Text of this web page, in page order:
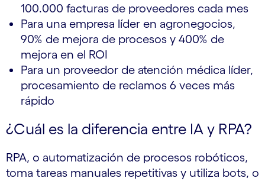
100.000 facturas de proveedores cada mes
Para una empresa líder en agronegocios,
90% de mejora de procesos y 400% de
mejora en el ROI
Para un proveedor de atención médica líder,
procesamiento de reclamos 6 veces más
rápido
¿Cuál es la diferencia entre IA y RPA?
RPA, o automatización de procesos robóticos,
toma tareas manuales repetitivas y utiliza bots, o